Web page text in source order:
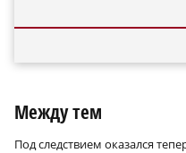
Между тем
Под следствием оказался